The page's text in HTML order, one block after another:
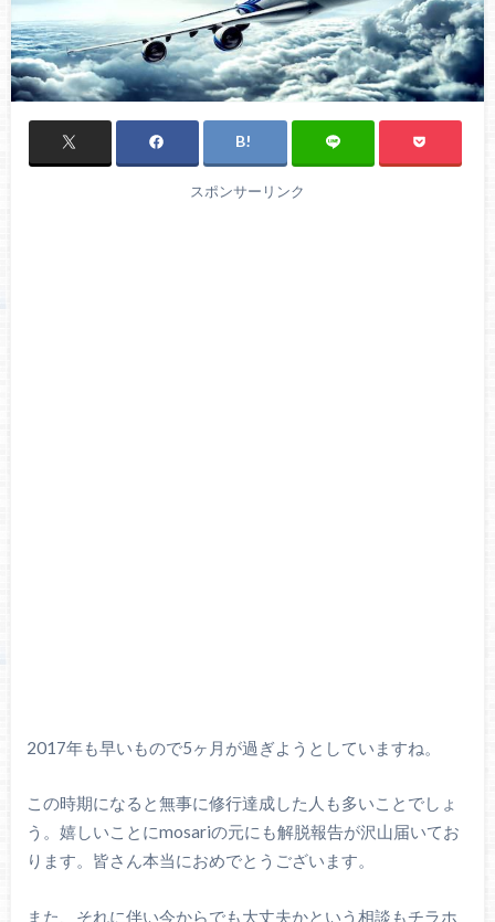
スポンサーリンク
2017年も早いもので5ヶ月が過ぎようとしていますね。
この時期になると無事に修行達成した人も多いことでしょ
う。嬉しいことにmosariの元にも解脱報告が沢山届いてお
ります。皆さん本当におめでとうございます。
また、それに伴い今からでも大丈夫かという相談もチラホ